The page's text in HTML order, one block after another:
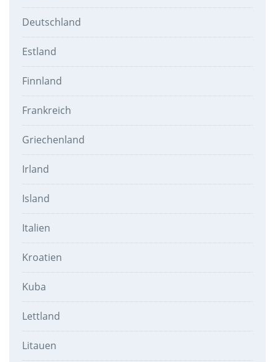
Deutschland
Estland
Finnland
Frankreich
Griechenland
Irland
Island
Italien
Kroatien
Kuba
Lettland
Litauen